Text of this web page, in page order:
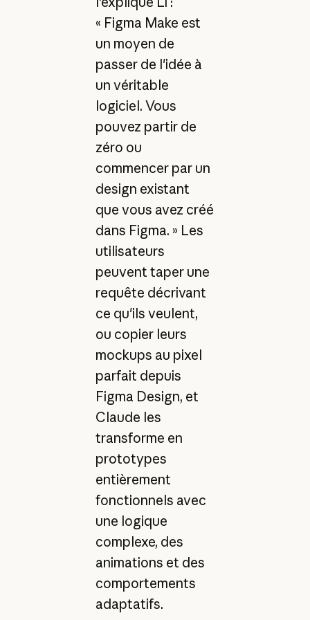
« Figma Make est
un moyen de
passer de l'idée à
un véritable
logiciel. Vous
pouvez partir de
zéro ou
commencer par un
design existant
que vous avez créé
dans Figma. » Les
utilisateurs
peuvent taper une
requête décrivant
ce qu'ils veulent,
ou copier leurs
mockups au pixel
parfait depuis
Figma Design, et
Claude les
transforme en
prototypes
entièrement
fonctionnels avec
une logique
complexe, des
animations et des
comportements
adaptatifs.